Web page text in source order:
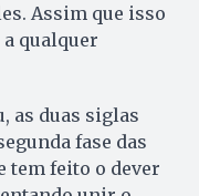
Assim que isso
qualquer
as duas siglas
fase das
tem feito o dever